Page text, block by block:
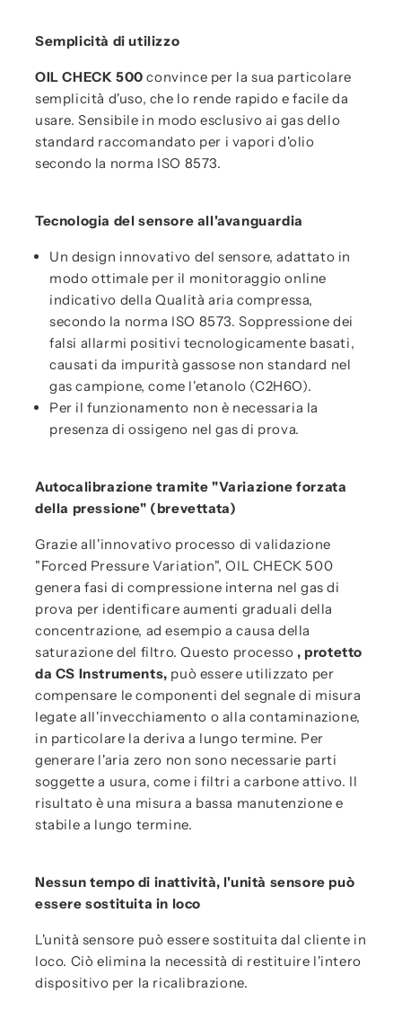
Semplicità di utilizzo
OIL CHECK 500 convince per la sua particolare
semplicità d'uso, che lo rende rapido e facile da
usare. Sensibile in modo esclusivo ai gas dello
standard raccomandato per i vapori d'olio
secondo la norma ISO 8573.
Tecnologia del sensore all'avanguardia
Un design innovativo del sensore, adattato in
modo ottimale per il monitoraggio online
indicativo della Qualità aria compressa,
secondo la norma ISO 8573. Soppressione dei
falsi allarmi positivi tecnologicamente basati,
causati da impurità gassose non standard nel
gas campione, come l'etanolo (C2H6O).
Per il funzionamento non è necessaria la
presenza di ossigeno nel gas di prova.
Autocalibrazione tramite "Variazione forzata
della pressione" (brevettata)
Grazie all'innovativo processo di validazione
"Forced Pressure Variation", OIL CHECK 500
genera fasi di compressione interna nel gas di
prova per identificare aumenti graduali della
concentrazione, ad esempio a causa della
saturazione del filtro. Questo processo , protetto
da CS Instruments, può essere utilizzato per
compensare le componenti del segnale di misura
legate all'invecchiamento o alla contaminazione,
in particolare la deriva a lungo termine. Per
generare l'aria zero non sono necessarie parti
soggette a usura, come i filtri a carbone attivo. Il
risultato è una misura a bassa manutenzione e
stabile a lungo termine.
Nessun tempo di inattività, l'unità sensore può
essere sostituita in loco
L'unità sensore può essere sostituita dal cliente in
loco. Ciò elimina la necessità di restituire l'intero
dispositivo per la ricalibrazione.